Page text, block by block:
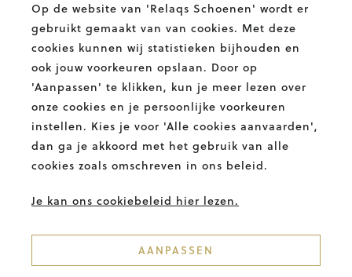
T.
054 58 82 00
E.
info@relaqs.be
Facebook
Relaqs
Schoenen
Instagram
Relaqs
Schoenen
BETALINGSMETHODES
Op de website van 'Relaqs Schoenen' wordt er
gebruikt gemaakt van van cookies. Met deze
cookies kunnen wij statistieken bijhouden en
ook jouw voorkeuren opslaan. Door op
'Aanpassen' te klikken, kun je meer lezen over
onze cookies en je persoonlijke voorkeuren
instellen. Kies je voor 'Alle cookies aanvaarden',
dan ga je akkoord met het gebruik van alle
cookies zoals omschreven in ons beleid.
Je kan ons cookiebeleid hier lezen.
AANPASSEN